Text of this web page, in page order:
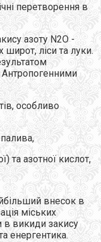
перетворення в
азоту N2O -
широт, ліси та луки.
Антропогенними
особливо
та азотної кислот,
внесок в
міських
в викиди закису
енергентика.